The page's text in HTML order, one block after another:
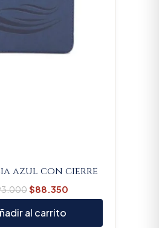
azul con cierre
$88.350
al carrito